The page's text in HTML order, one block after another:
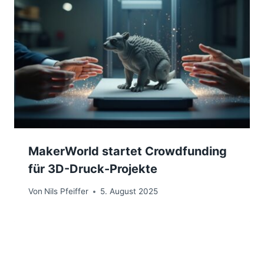
MakerWorld startet Crowdfunding
für 3D-Druck-Projekte
Von Nils Pfeiffer 5. August 2025